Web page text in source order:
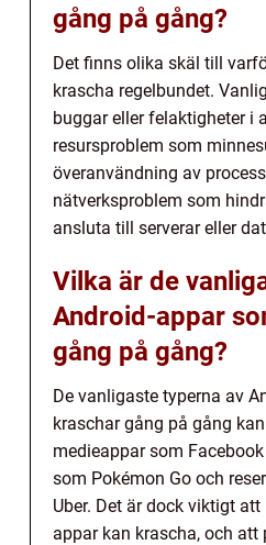
gång på gång?
Det finns olika skäl till
krascha regelbundet.
buggar eller felaktigheter i
resursproblem som
överanvändning av
nätverksproblem som
ansluta till serverar eller
Vilka är de
Android-appar
gång på gång?
De vanligaste typerna av
kraschar gång på gång
medieappar som
som Pokémon Go och
Uber. Det är dock viktigt
appar kan krascha, och att